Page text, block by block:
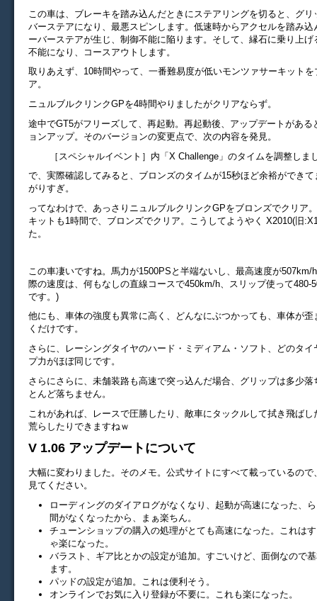
この車は、ブレーキを踏み込んだときにステアリングを切ると、グ
バーステアになり、最悪スピンします。低速時からアクセルを踏み込
ーバーステアが生じ、制御不能に陥ります。そして、縁石に乗り上
不能になり、コースアウトします。
取りあえず、10時間やって、一番難易度が低いモンツァサーキット
ア。
ニュルブルクリンクGPを4時間やりましたがクリアならず。
途中でGT5がフリーズして、再起動。再起動後、アップデートがある
ョンアップ。そのバージョンの変更点で、次の内容を発見。
［スペシャルイベント］内「X Challenge」のタイムを調整しま
で、実際確認してみると、ブロンズのタイムが15秒ほど余裕ができ
がりすぎ。
ってなわけで、あっさりニュルブルクリンクGPをブロンズでクリア
キットも1時間で、ブロンズでクリア。こうしてようやく X2010(旧
た。
この車凄いですね。馬力が1500PSと半端ないし、最高速度が507km/
際の速度は、何もなしの直線コースで450km/h、スリップ使って480-
です。)
他にも、車体の強度も異常に高く、どんなにぶつかっても、車体が歪
くだけです。
さらに、レーシングタイヤのハード・ミディアム・ソフト、どのタ
プ力がほぼ同じです。
さらにさらに、未舗装路も高速で突っ込んだ場合、グリップは多少
とんど落ちません。
これがあれば、レースで圧勝したり、敵車にタックルして拭き飛ば
荒らしたりできますねｗ
V 1.06 アップデートについて
大幅に変わりました。そのメモ。公式サイトにすべて載っているの
見てください。
ローディングのダイアログがなくなり、起動が高速になった、
間がなくなったから、まぁ楽ちん。
チューンショップの購入の処理がとても高速になった。これは
ゃ楽になった。
バラスト、ギア比とかの設定が追加。すごいけど、面倒なので
ます。
パッドの設定が追加。これは便利そう。
オンラインでお気に入り登録が不要に。これも楽になった。